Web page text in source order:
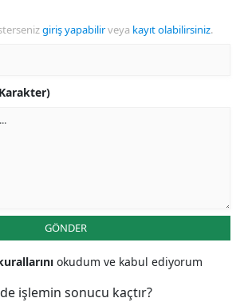
giriş yapabilirveya kayıt olabilirsiniz.
GÖNDER
okudum ve kabul ediyorum
işlemin sonucu kaçtır?